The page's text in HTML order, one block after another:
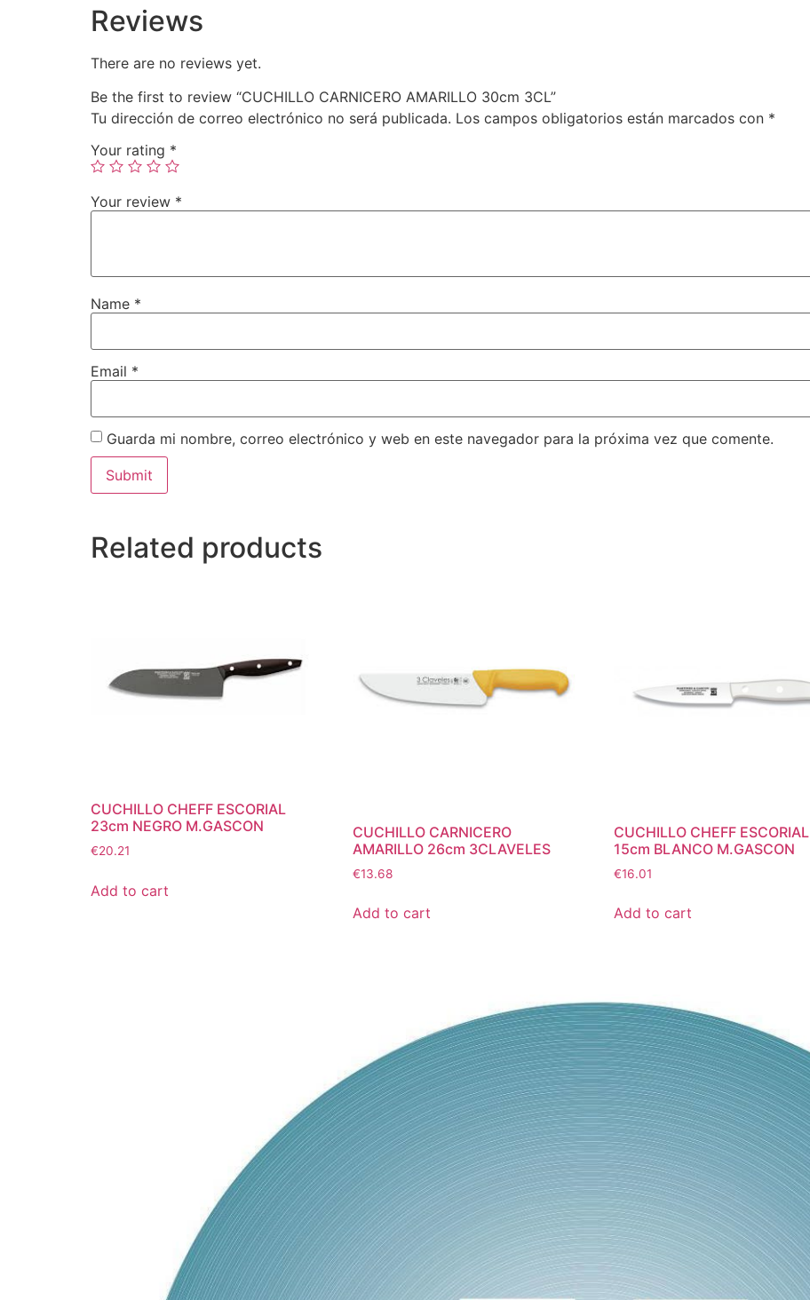
Reviews
There are no reviews yet.
Be the first to review “CUCHILLO CARNICERO AMARILLO 30cm 3CL”
Tu dirección de correo electrónico no será publicada. Los campos obligatorios están marcados con *
Your rating *
Your review *
Name *
Email *
Guarda mi nombre, correo electrónico y web en este navegador para la próxima vez que comente.
Related products
CUCHILLO CHEFF ESCORIAL
23cm NEGRO M.GASCON
€20.21
Add to cart
CUCHILLO CARNICERO
AMARILLO 26cm 3CLAVELES
€13.68
Add to cart
CUCHILLO CHEFF ESCORIAL
15cm BLANCO M.GASCON
€16.01
Add to cart